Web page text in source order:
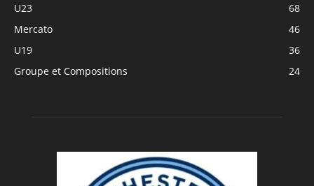
U23
68
Mercato
46
U19
36
Groupe et Compositions
24